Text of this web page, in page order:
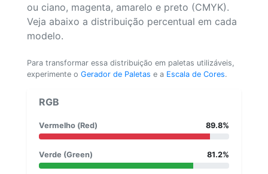
ou ciano, magenta, amarelo e preto (CMYK).
Veja abaixo a distribuição percentual em cada
modelo.
Para transformar essa distribuição em paletas utilizáveis,
experimente o Gerador de Paletas e a Escala de Cores.
RGB
Vermelho (Red) 89.8%
Verde (Green) 81.2%